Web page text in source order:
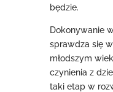
będzie.
Dokonywanie
sprawdza się
młodszym
czynienia z
taki etap w